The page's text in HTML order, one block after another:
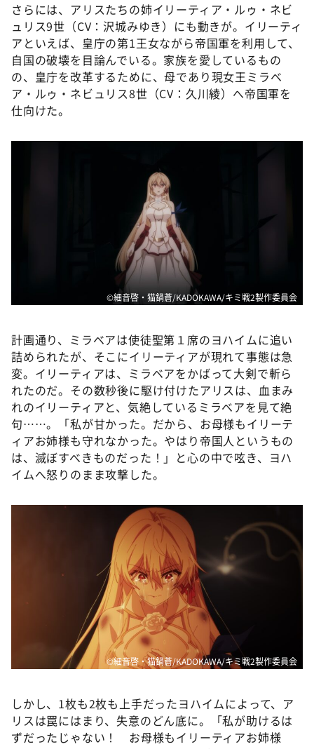
さらには、アリスたちの姉イリーティア・ルゥ・ネビ
ュリス9世（CV：沢城みゆき）にも動きが。イリーティ
アといえば、皇庁の第1王女ながら帝国軍を利用して、
自国の破壊を目論んでいる。家族を愛しているもの
の、皇庁を改革するために、母であり現女王ミラベ
ア・ルゥ・ネビュリス8世（CV：久川綾）へ帝国軍を
仕向けた。
©細音啓・猫鍋蒼/KADOKAWA/キミ戦2製作委員会
計画通り、ミラベアは使徒聖第１席のヨハイムに追い
詰められたが、そこにイリーティアが現れて事態は急
変。イリーティアは、ミラベアをかばって大剣で斬ら
れたのだ。その数秒後に駆け付けたアリスは、血まみ
れのイリーティアと、気絶しているミラベアを見て絶
句……。「私が甘かった。だから、お母様もイリーテ
ィアお姉様も守れなかった。やはり帝国人というもの
は、滅ぼすべきものだった！」と心の中で呟き、ヨハ
イムへ怒りのまま攻撃した。
©細音啓・猫鍋蒼/KADOKAWA/キミ戦2製作委員会
しかし、1枚も2枚も上手だったヨハイムによって、ア
リスは罠にはまり、失意のどん底に。「私が助けるは
ずだったじゃない！ お母様もイリーティアお姉様